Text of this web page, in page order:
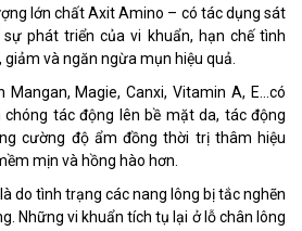
lớn chất Axit Amino – có tác dụng sát
phát triển của vi khuẩn, hạn chế tình
và ngăn ngừa mụn hiệu quả.
Mangan, Magie, Canxi, Vitamin A, E…có
tác động lên bề mặt da, tác động
cường độ ẩm đồng thời trị thâm hiệu
mịn và hồng hào hơn.
do tình trạng các nang lông bị tắc nghẽn
Những vi khuẩn tích tụ lại ở lỗ chân lông